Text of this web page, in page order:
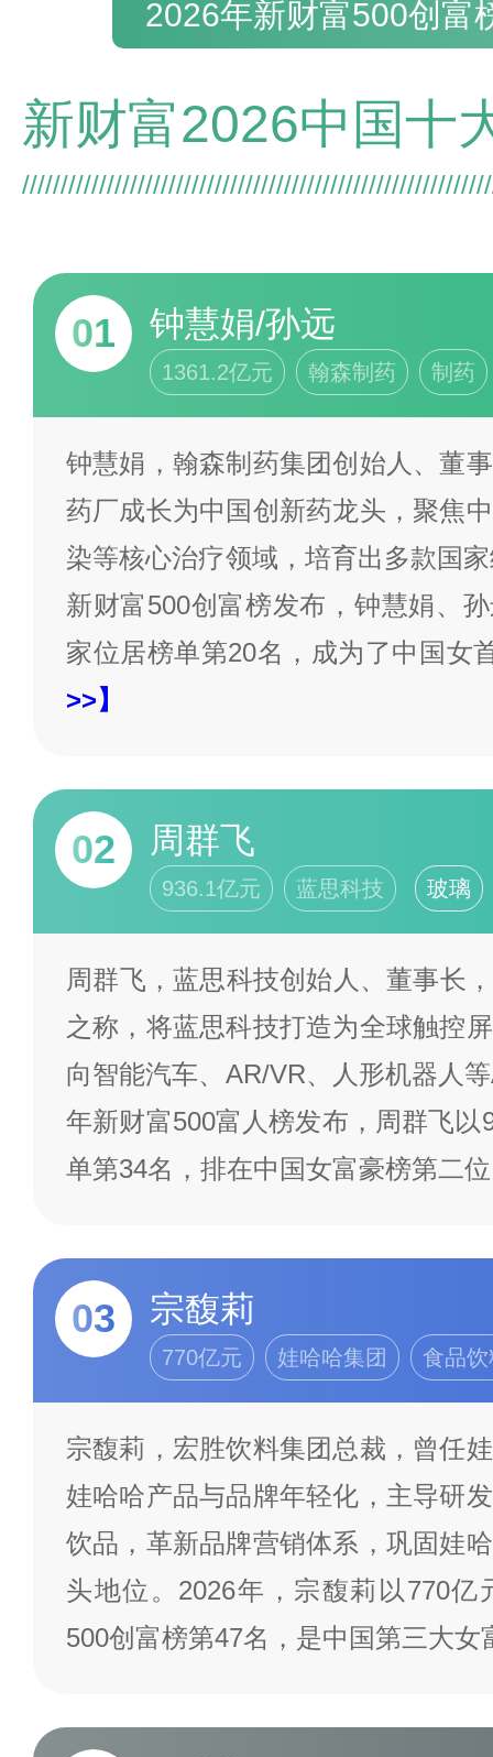
2026年新财富500创富
01 钟慧娟/孙远
1361.2亿元 翰森制药 制药
钟慧娟，翰森制药集团创始人、董
药厂成长为中国创新药龙头，聚焦
染等核心治疗领域，培育出多款国
新财富500创富榜发布，钟慧娟、
家位居榜单第20名，成为了中国女
>>】
02 周群飞
936.1亿元 蓝思科技 玻璃
周群飞，蓝思科技创始人、董事长
之称，将蓝思科技打造为全球触控
向智能汽车、AR/VR、人形机器人
年新财富500富人榜发布，周群飞以
单第34名，排在中国女富豪榜第二
03 宗馥莉
770亿元 娃哈哈集团 食品
宗馥莉，宏胜饮料集团总裁，曾任
娃哈哈产品与品牌年轻化，主导研
饮品，革新品牌营销体系，巩固娃
头地位。2026年，宗馥莉以770
500创富榜第47名，是中国第三大